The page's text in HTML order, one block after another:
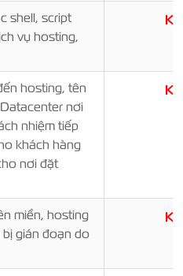
shell, script
vụ hosting,
K
hosting, tên
nơi
nhiệm tiếp
khách hàng
nơi đặt
K
miền, hosting
gián đoạn do
K